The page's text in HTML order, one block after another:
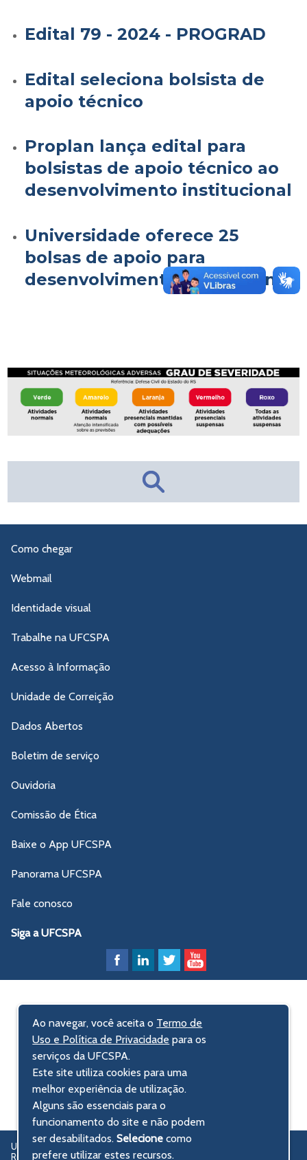
Edital 79 - 2024 - PROGRAD
Edital seleciona bolsista de
apoio técnico
Proplan lança edital para
bolsistas de apoio técnico ao
desenvolvimento institucional
Universidade oferece 25
bolsas de apoio para
desenvolvimento institucional
Como chegar
Webmail
Identidade visual
Trabalhe na UFCSPA
Acesso à Informação
Unidade de Correição
Dados Abertos
Boletim de serviço
Ouvidoria
Comissão de Ética
Baixe o App UFCSPA
Panorama UFCSPA
Fale conosco
Siga a UFCSPA
UFCSPA – Universidade Federal de Ciências da Saúde de Porto Alegre
Rua Sarmento Leite, 245 - Centro Histórico
Ao navegar, você aceita o Termo de
Uso e Política de Privacidade para os
serviços da UFCSPA.
Este site utiliza cookies para uma
melhor experiência de utilização.
Alguns são essenciais para o
funcionamento do site e não podem
ser desabilitados.Selecionecomo
prefere utilizar estes recursos.